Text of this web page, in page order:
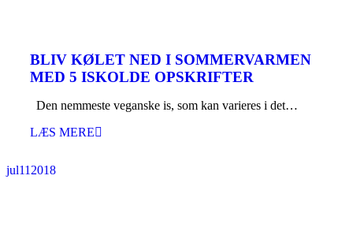
BLIV KØLET NED I SOMMERVARMEN
MED 5 ISKOLDE OPSKRIFTER
Den nemmeste veganske is, som kan varieres i det…
LÆS MERE
jul11 2018